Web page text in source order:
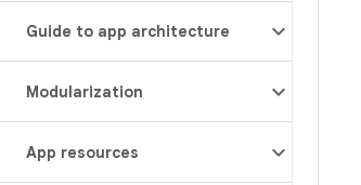
Guide to app architecture
Modularization
App resources